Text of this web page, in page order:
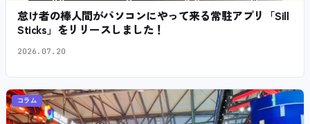
怠け者の棒人間がパソコンにやって来る常駐アプリ「Sill
Sticks」をリリースしました！
2026.07.20
コラム